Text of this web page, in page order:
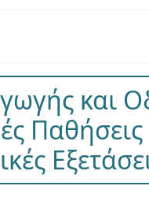
και
Παθήσεις